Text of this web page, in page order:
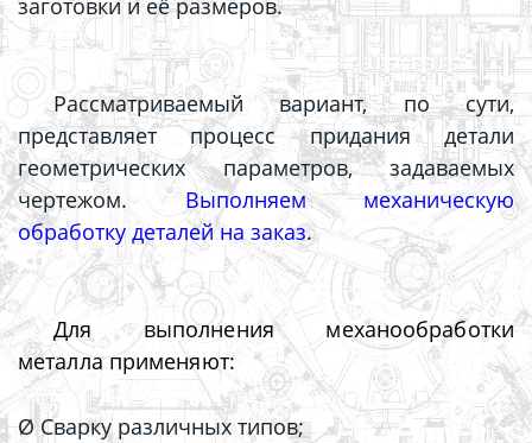
заготовки и её размеров.
Рассматриваемый вариант, по сути,
представляет процесс придания детали
геометрических параметров, задаваемых
чертежом. Выполняем механическую
обработку деталей на заказ.
Для выполнения механообработки
металла применяют:
Ø Сварку различных типов;